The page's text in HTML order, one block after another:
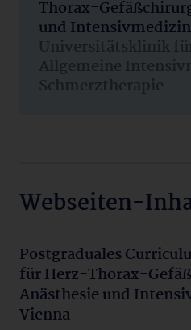
Thorax-
und Intensivmedizin
Universitätsklinik
Allgemeine
Schmerztherapie
Webseiten-
Postgraduales
für Herz-Thorax-
Anästhesie und
Vienna